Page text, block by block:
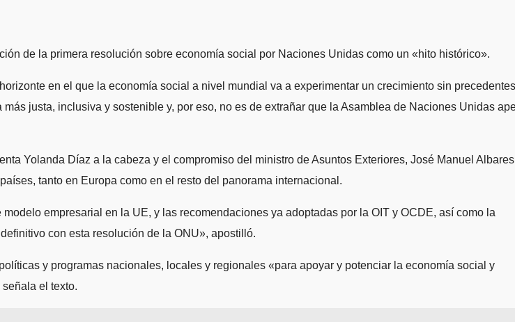
de la primera resolución sobre economía social por Naciones Unidas como un «hito histórico».
en el que la economía social a nivel mundial va a experimentar un crecimiento sin
justa, inclusiva y sostenible y, por eso, no es de extrañar que la Asamblea de Naciones Unidas
Yolanda Díaz a la cabeza y el compromiso del ministro de Asuntos Exteriores, José Manuel
tanto en Europa como en el resto del panorama internacional.
empresarial en la UE, y las recomendaciones ya adoptadas por la OIT y OCDE, así como la
con esta resolución de la ONU», apostilló.
y programas nacionales, locales y regionales «para apoyar y potenciar la economía social y
el texto.